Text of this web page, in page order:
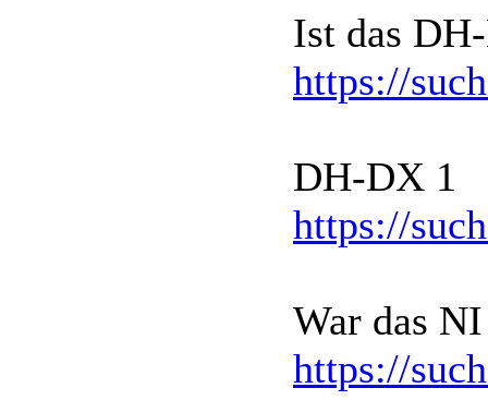
Ist das
https://
DH-DX 1
https://
War das
https://